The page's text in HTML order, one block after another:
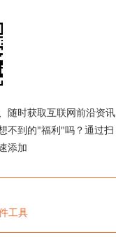
随时获取互联网前沿资讯
不到的"福利"吗？通过扫
添加
工具